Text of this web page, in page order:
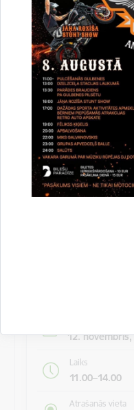
Atrašanās vieta
Druvienas
12.
Laiks
11.00–14.00
Atrašanās vieta